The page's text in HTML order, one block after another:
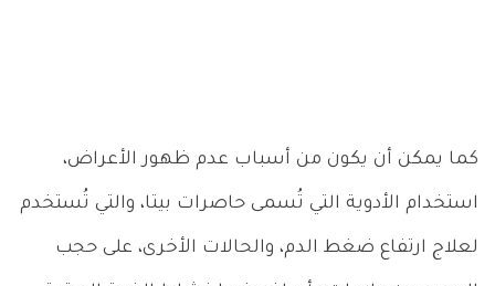
كما يمكن أن يكون من أسباب عدم ظهور الأعراض،
استخدام الأدوية التي تُسمى حاصرات بيتا، والتي تُستخدم
لعلاج ارتفاع ضغط الدم، والحالات الأخرى، على حجب